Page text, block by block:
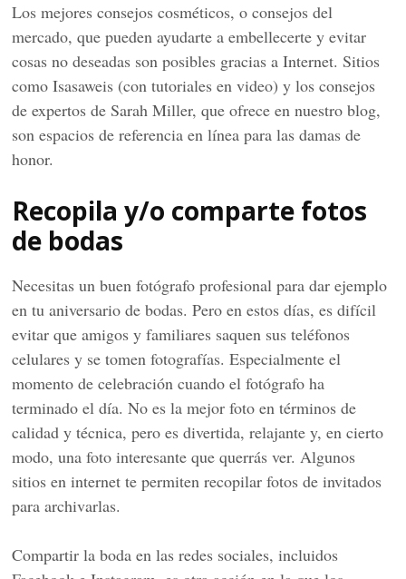
Los mejores consejos cosméticos, o consejos del
mercado, que pueden ayudarte a embellecerte y evitar
cosas no deseadas son posibles gracias a Internet. Sitios
como Isasaweis (con tutoriales en video) y los consejos
de expertos de Sarah Miller, que ofrece en nuestro blog,
son espacios de referencia en línea para las damas de
honor.
Recopila y/o comparte fotos
de bodas
Necesitas un buen fotógrafo profesional para dar ejemplo
en tu aniversario de bodas. Pero en estos días, es difícil
evitar que amigos y familiares saquen sus teléfonos
celulares y se tomen fotografías. Especialmente el
momento de celebración cuando el fotógrafo ha
terminado el día. No es la mejor foto en términos de
calidad y técnica, pero es divertida, relajante y, en cierto
modo, una foto interesante que querrás ver. Algunos
sitios en internet te permiten recopilar fotos de invitados
para archivarlas.
Compartir la boda en las redes sociales, incluidos